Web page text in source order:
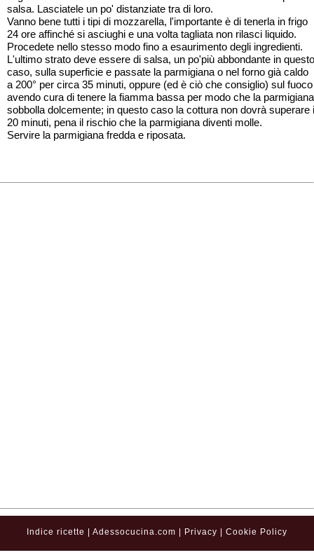
salsa. Lasciatele un po' distanziate tra di loro.
Vanno bene tutti i tipi di mozzarella, l'importante è di tenerla in frigo
24 ore affinché si asciughi e una volta tagliata non rilasci liquido.
Procedete nello stesso modo fino a esaurimento degli ingredienti.
L'ultimo strato deve essere di salsa, un po'più abbondante in questo
caso, sulla superficie e passate la parmigiana o nel forno già caldo
a 200° per circa 35 minuti, oppure (ed è ciò che consiglio) sul fuoco
avendo cura di tenere la fiamma bassa per modo che la parmigiana
sobbolla dolcemente; in questo caso la cottura non dovrà superare i
20 minuti, pena il rischio che la parmigiana diventi molle.
Servire la parmigiana fredda e riposata.
Indice ricette Adessocucina.com Privacy Cookie Policy